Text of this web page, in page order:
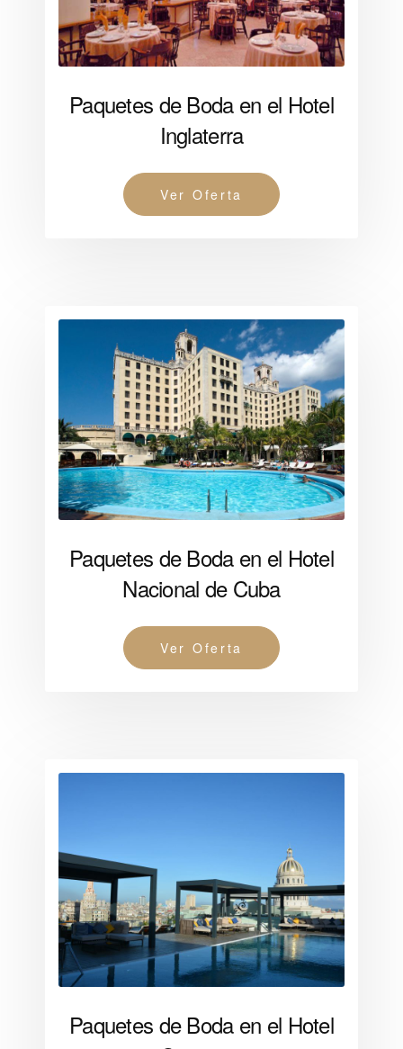
Paquetes de Boda en el Hotel
Inglaterra
Ver Oferta
Paquetes de Boda en el Hotel
Nacional de Cuba
Ver Oferta
Paquetes de Boda en el Hotel